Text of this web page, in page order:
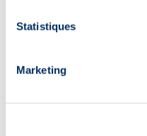
Statistiques
Marketing
Eerste cv's